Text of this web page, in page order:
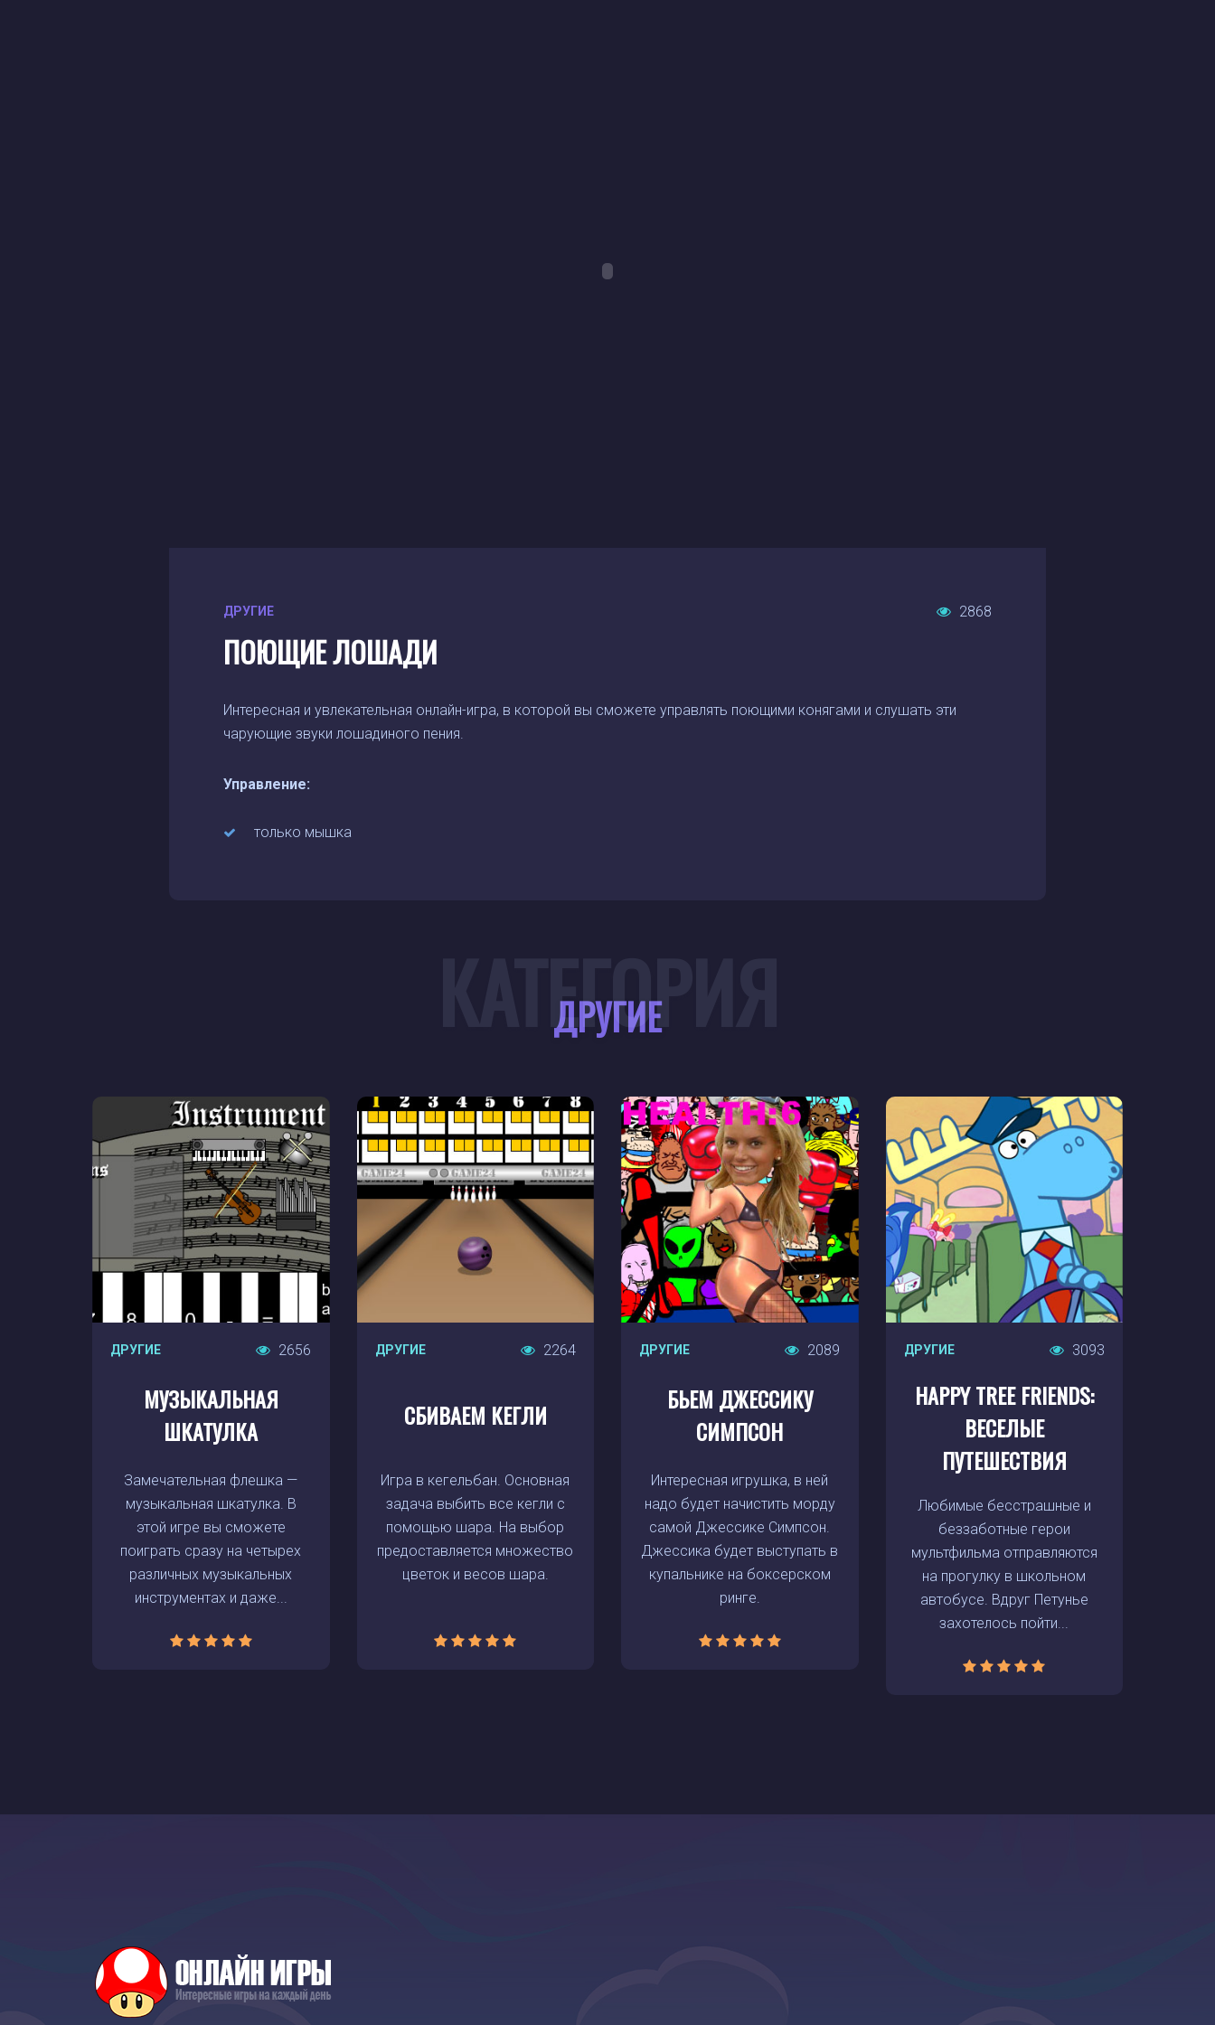
ДРУГИЕ 2868
ПОЮЩИЕ ЛОШАДИ
Интересная и увлекательная онлайн-игра, в которой вы сможете управлять поющими конягами и слушать эти
чарующие звуки лошадиного пения.
Управление:
только мышка
ДРУГИЕ
КАТЕГОРИЯ
ДРУГИЕ 2656
МУЗЫКАЛЬНАЯ
ШКАТУЛКА
Замечательная флешка —
музыкальная шкатулка. В
этой игре вы сможете
поиграть сразу на четырех
различных музыкальных
инструментах и даже...
ДРУГИЕ 2264
СБИВАЕМ КЕГЛИ
Игра в кегельбан. Основная
задача выбить все кегли с
помощью шара. На выбор
предоставляется множество
цветок и весов шара.
ДРУГИЕ 2089
БЬЕМ ДЖЕССИКУ
СИМПСОН
Интересная игрушка, в ней
надо будет начистить морду
самой Джессике Симпсон.
Джессика будет выступать в
купальнике на боксерском
ринге.
ДРУГИЕ 3093
HAPPY TREE FRIENDS:
ВЕСЕЛЫЕ
ПУТЕШЕСТВИЯ
Любимые бесстрашные и
беззаботные герои
мультфильма отправляются
на прогулку в школьном
автобусе. Вдруг Петунье
захотелось пойти...